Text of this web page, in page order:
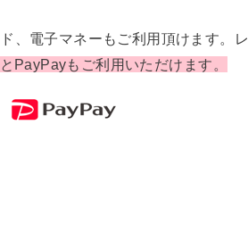
、電子マネーもご利用頂けます。レ
PayPayもご利用いただけます。